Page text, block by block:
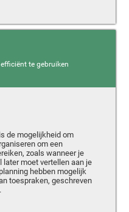
te gebruiken
de mogelijkheid om
om een
zoals wanneer je
later moet vertellen aan je
hebben mogelijk
toespraken, geschreven